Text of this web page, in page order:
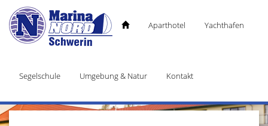
Aparthotel Yachthafen
Segelschule Umgebung & Natur Kontakt